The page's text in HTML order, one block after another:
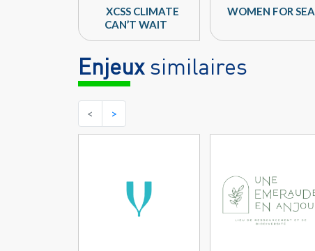
XCSS CLIMATE
CAN’T WAIT
WOMEN FOR SEA
Enjeuxsimilaires
< >